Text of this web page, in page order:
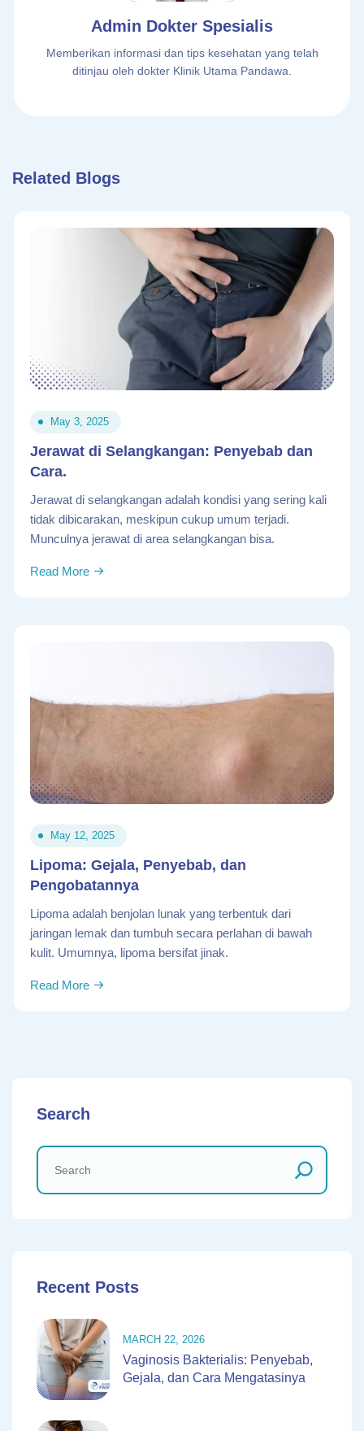
Admin Dokter Spesialis
Memberikan informasi dan tips kesehatan yang telah
ditinjau oleh dokter Klinik Utama Pandawa.
Related Blogs
May 3, 2025
Jerawat di Selangkangan: Penyebab dan
Cara.
Jerawat di selangkangan adalah kondisi yang sering kali
tidak dibicarakan, meskipun cukup umum terjadi.
Munculnya jerawat di area selangkangan bisa.
Read More
May 12, 2025
Lipoma: Gejala, Penyebab, dan
Pengobatannya
Lipoma adalah benjolan lunak yang terbentuk dari
jaringan lemak dan tumbuh secara perlahan di bawah
kulit. Umumnya, lipoma bersifat jinak.
Read More
Search
Recent Posts
MARCH 22, 2026
Vaginosis Bakterialis: Penyebab,
Gejala, dan Cara Mengatasinya